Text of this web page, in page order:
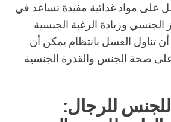
على مواد غذائية مفيدة تساعد في
وزيادة الرغبة الجنسية.
أن تناول العسل بانتظام يمكن أن
على صحة الجنس والقدرة الجنسية
للرجال: